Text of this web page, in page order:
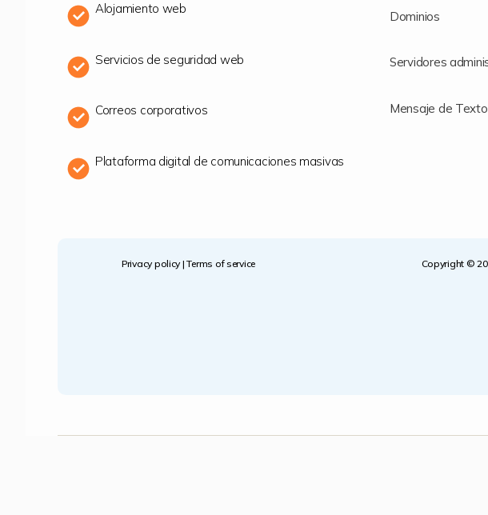
Alojamiento web
Servicios de seguridad web
Correos corporativos
Plataforma digital de comunicaciones masivas
Dominios
Servidores
Mensaje de
Privacy policy|Terms of service Copyright ©